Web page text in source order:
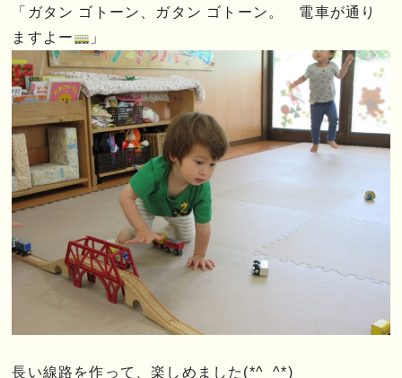
「ガタン ゴトーン、ガタン ゴトーン。 電車が通り
ますよー
」
長い線路を作って、楽しめました(*^_^*)